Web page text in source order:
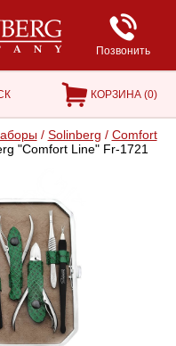
Позвонить
КОРЗИНА (0)
/ Solinberg / Comfort
"Comfort Line" Fr-1721